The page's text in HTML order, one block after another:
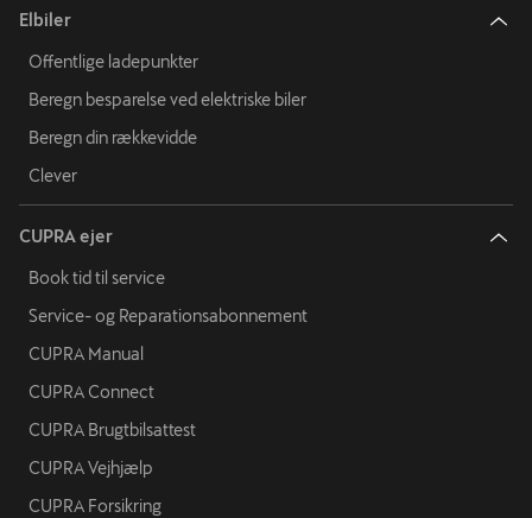
Elbiler
Offentlige ladepunkter
Beregn besparelse ved elektriske biler
Beregn din rækkevidde
Clever
CUPRA ejer
Book tid til service
Service- og Reparationsabonnement
CUPRA Manual
CUPRA Connect
CUPRA Brugtbilsattest
CUPRA Vejhjælp
CUPRA Forsikring